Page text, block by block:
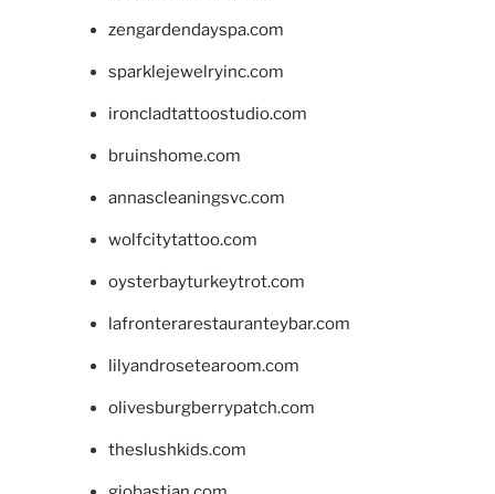
zengardendayspa.com
sparklejewelryinc.com
ironcladtattoostudio.com
bruinshome.com
annascleaningsvc.com
wolfcitytattoo.com
oysterbayturkeytrot.com
lafronterarestauranteybar.com
lilyandrosetearoom.com
olivesburgberrypatch.com
theslushkids.com